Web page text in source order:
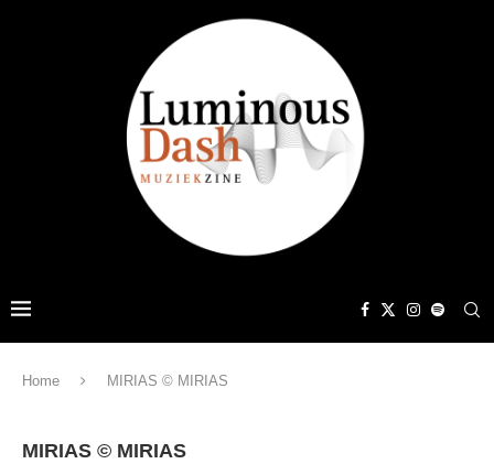
Home MIRIAS © MIRIAS
MIRIAS © MIRIAS